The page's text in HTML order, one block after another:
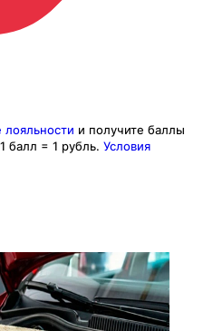
и получите баллы
1 балл = 1 рубль. Условия